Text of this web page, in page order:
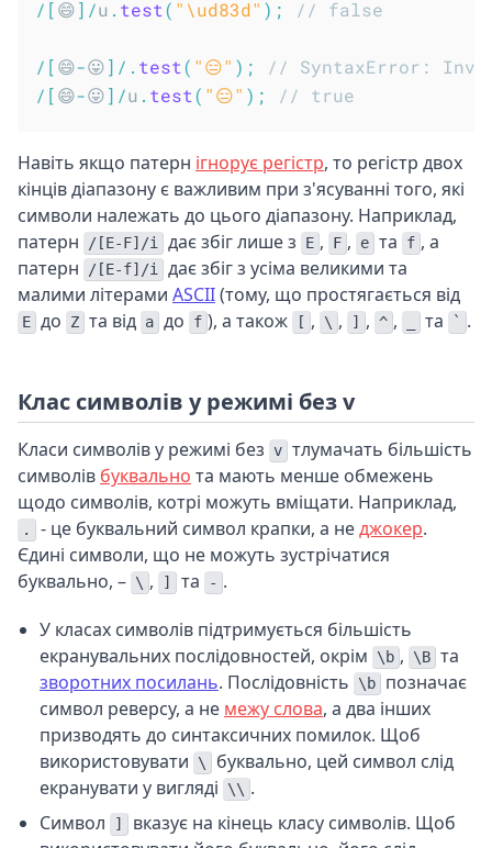
/ [😄] /u . test( "\ud83d" ) ; // false
/ [😄-😛] / . test( "😑" ) ;
// SyntaxError:
/ [😄-😛] /u . test( "😑" ) ; // true
Навіть якщо патерн ігнорує регістр, то регістр двох
кінців діапазону є важливим при з'ясуванні того, які
символи належать до цього діапазону. Наприклад,
патерн
/[E-F]/i дає збіг лише з E , F , e та f , а
патерн
/[E-f]/i
дає збіг з усіма великими та
малими літерами ASCII(тому, що простягається від
E до Z та від a до f ), а також [ , \ , ] , ^ , та ` .
Клас символів у режимі без v
Класи символів у режимі без v тлумачать більшість
символів буквально та мають менше обмежень
щодо символів, котрі можуть вміщати. Наприклад,
. - це буквальний символ крапки, а неджокер.
Єдині символи, що не можуть зустрічатися
буквально, – \ , ] та - .
У класах символів підтримується більшість
екранувальних послідовностей, окрім
\b , \B та
зворотних посилань. Послідовність \b
позначає
символ реверсу, а не межу слова, а два інших
призводять до синтаксичних помилок. Щоб
використовувати
\
буквально, цей символ слід
екранувати у вигляді
\\ .
Символ
]
вказує на кінець класу символів. Щоб